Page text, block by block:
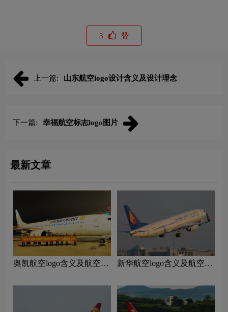
3 赞
上一篇: 山东航空logo设计含义及设计理念
下一篇: 幸福航空标志logo图片
最新文章
奥凯航空logo含义及航空品
新华航空logo含义及航空品